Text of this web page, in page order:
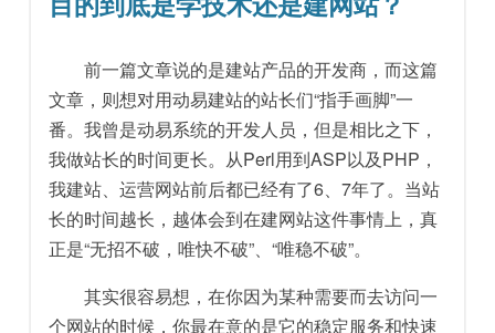
前一篇文章说的是建站产品的开发商，而这篇
文章，则想对用动易建站的站长们“指手画脚”一
番。我曾是动易系统的开发人员，但是相比之下，
我做站长的时间更长。从Perl用到ASP以及PHP，
我建站、运营网站前后都已经有了6、7年了。当站
长的时间越长，越体会到在建网站这件事情上，真
正是“无招不破，唯快不破”、“唯稳不破”。
其实很容易想，在你因为某种需要而去访问一
个网站的时候，你最在意的是它的稳定服务和快速